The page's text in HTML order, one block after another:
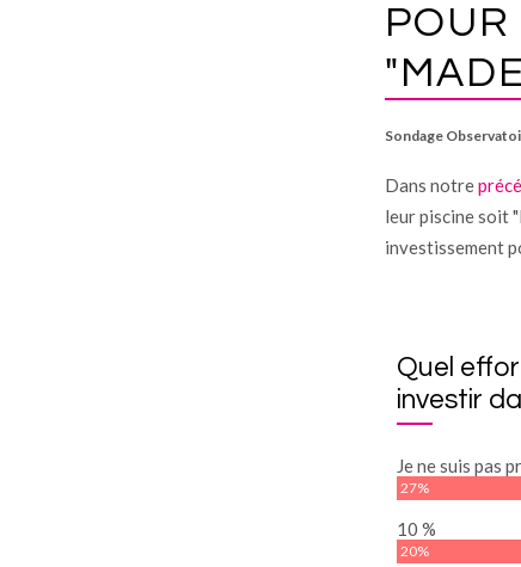
Sondage
Dans notre
leur piscine soit
investissement
Quel
investir
Je ne suis pas
27%
10 %
20%